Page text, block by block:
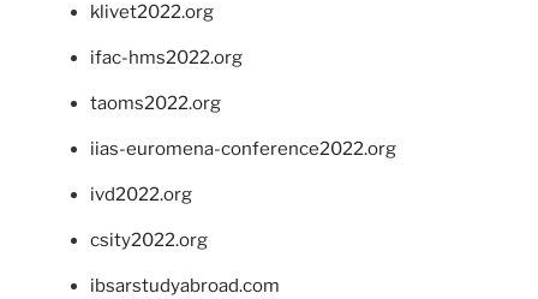
klivet2022.org
ifac-hms2022.org
taoms2022.org
iias-euromena-conference2022.org
ivd2022.org
csity2022.org
ibsarstudyabroad.com